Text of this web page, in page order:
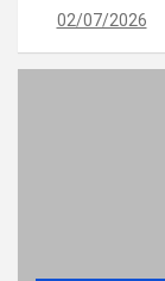
02/07/2026